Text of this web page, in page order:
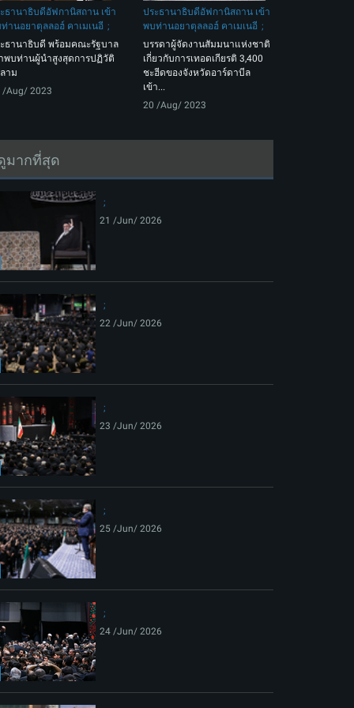
ธานาธิบดีอัฟกานิสถาน เข้า
านอยาตุลลอฮ์ คาเมเนอี
ธานาธิบดี พร้อมคณะรัฐบาล
พบท่านผู้นำสูงสุดการปฏิวัติ
าม
/Aug/ 2023
ประธานาธิบดีอัฟกานิสถาน เข้า
พบท่านอยาตุลลอฮ์ คาเมเนอี
บรรดาผู้จัดงานสัมมนาแห่งชาติ
เกี่ยวกับการเทอดเกียรติ 3,400
ชะฮีดของจังหวัดอาร์ดาบีล
เข้า...
20 /Aug/ 2023
มากที่สุด
21 /Jun/ 2026
22 /Jun/ 2026
23 /Jun/ 2026
25 /Jun/ 2026
24 /Jun/ 2026